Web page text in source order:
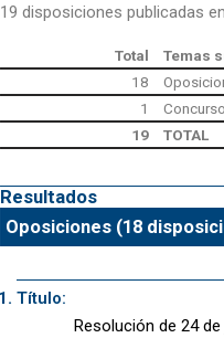
19 disposiciones publicadas
Total
Temas
18
1
19
TOTAL
Resultados
Oposiciones (18
Título:
Resolución de 24